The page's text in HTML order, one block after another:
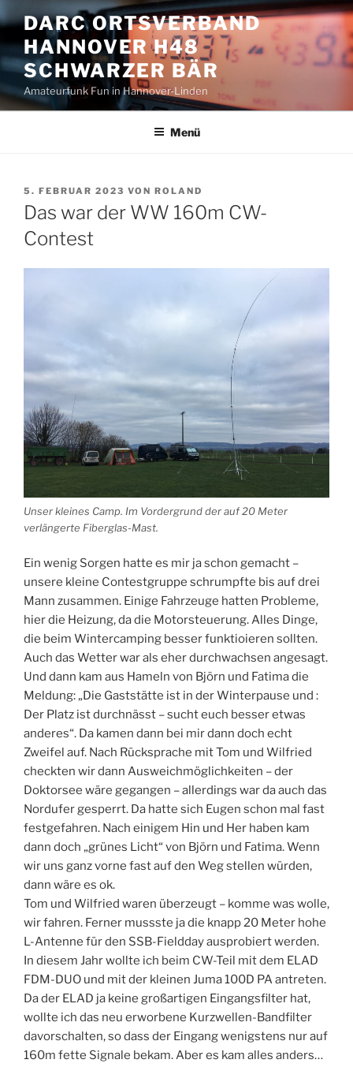
Inhalt
springen
DARC ORTSVERBAND
HANNOVER H48
SCHWARZER BÄR
Amateurfunk Fun in Hannover-Linden
Menü
VERÖFFENTLICHT
AM
5. FEBRUAR 2023 VON ROLAND
Das war der WW 160m CW-
Contest
Unser kleines Camp. Im Vordergrund der auf 20 Meter
verlängerte Fiberglas-Mast.
Ein wenig Sorgen hatte es mir ja schon gemacht –
unsere kleine Contestgruppe schrumpfte bis auf drei
Mann zusammen. Einige Fahrzeuge hatten Probleme,
hier die Heizung, da die Motorsteuerung. Alles Dinge,
die beim Wintercamping besser funktioieren sollten.
Auch das Wetter war als eher durchwachsen angesagt.
Und dann kam aus Hameln von Björn und Fatima die
Meldung: „Die Gaststätte ist in der Winterpause und :
Der Platz ist durchnässt – sucht euch besser etwas
anderes“. Da kamen dann bei mir dann doch echt
Zweifel auf. Nach Rücksprache mit Tom und Wilfried
checkten wir dann Ausweichmöglichkeiten – der
Doktorsee wäre gegangen – allerdings war da auch das
Nordufer gesperrt. Da hatte sich Eugen schon mal fast
festgefahren. Nach einigem Hin und Her haben kam
dann doch „grünes Licht“ von Björn und Fatima. Wenn
wir uns ganz vorne fast auf den Weg stellen würden,
dann wäre es ok.
Tom und Wilfried waren überzeugt – komme was wolle,
wir fahren. Ferner mussste ja die knapp 20 Meter hohe
L-Antenne für den SSB-Fieldday ausprobiert werden.
In diesem Jahr wollte ich beim CW-Teil mit dem ELAD
FDM-DUO und mit der kleinen Juma 100D PA antreten.
Da der ELAD ja keine großartigen Eingangsfilter hat,
wollte ich das neu erworbene Kurzwellen-Bandfilter
davorschalten, so dass der Eingang wenigstens nur auf
160m fette Signale bekam. Aber es kam alles anders…